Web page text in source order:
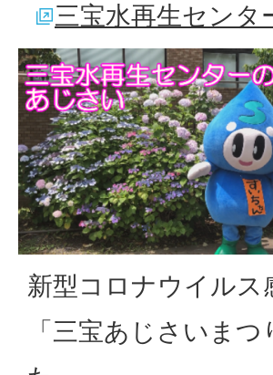
三宝水再生センタ
新型コロナウイルス
「三宝あじさいま